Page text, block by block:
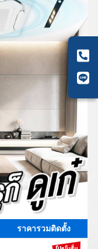
ราคารวมติดตั้ง